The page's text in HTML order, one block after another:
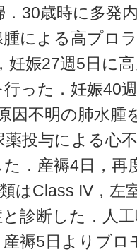
30歳時に多発
腫による高プロ
妊娠27週5日に
った．妊娠40
因不明の肺水腫
投与による心
．産褥4日，再
はClass IV，左
診断した．人
褥5日よりブ